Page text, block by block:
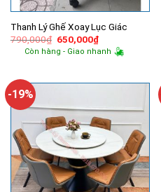
Thanh Lý Ghế Xoay Lục Giác
790,000₫ Giá
gốc
là:
650,000₫Giá
hiện
tại
Còn hàng - Giao nhanh
-19%